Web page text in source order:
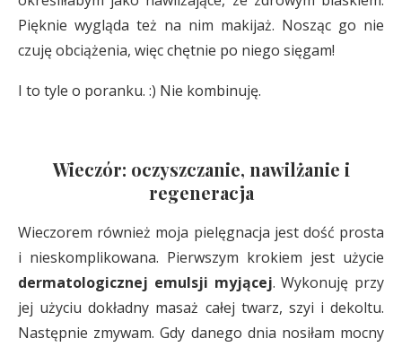
Pięknie wygląda też na nim makijaż. Nosząc go nie
czuję obciążenia, więc chętnie po niego sięgam!
I to tyle o poranku. :) Nie kombinuję.
Wieczór: oczyszczanie, nawilżanie i
regeneracja
Wieczorem również moja pielęgnacja jest dość prosta
i nieskomplikowana. Pierwszym krokiem jest użycie
dermatologicznej emulsji myjącej. Wykonuję przy
jej użyciu dokładny masaż całej twarz, szyi i dekoltu.
Następnie zmywam. Gdy danego dnia nosiłam mocny